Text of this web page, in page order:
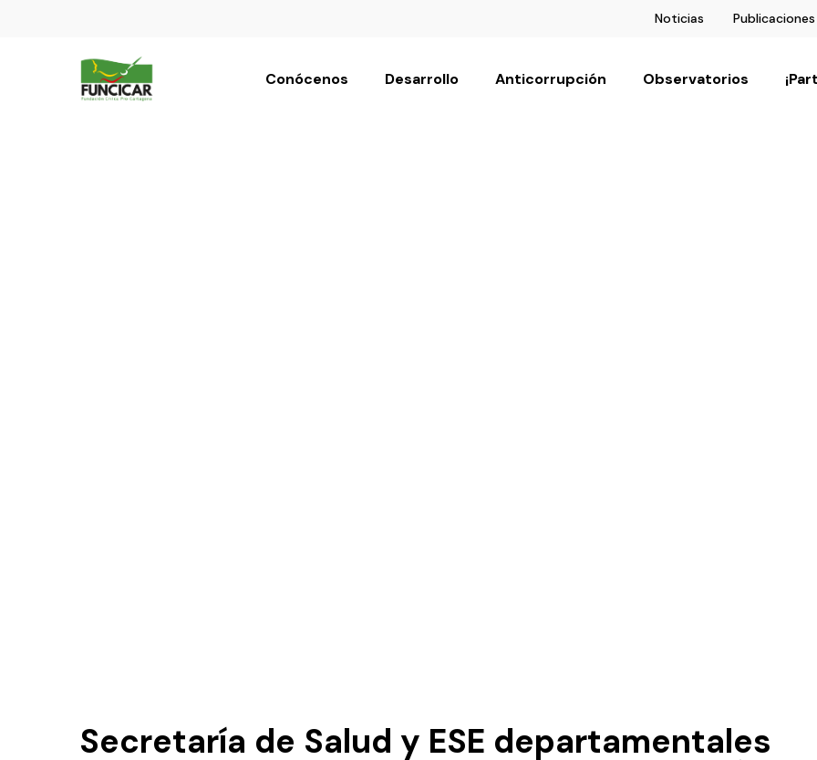
Noticias Publicaciones
Conócenos Desarrollo Anticorrupción Observatorios
Secretaría de Salud y ESE departamentales